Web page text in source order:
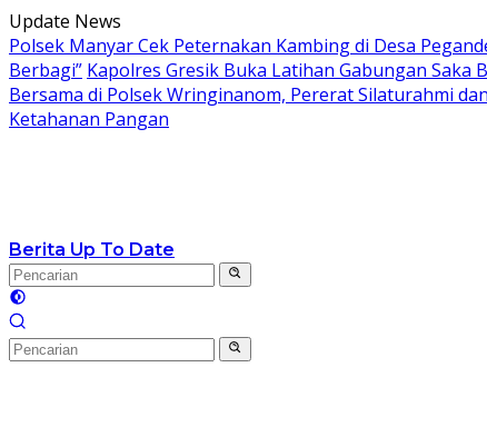
Langsung
ke
konten
Update News
Polsek Manyar Cek Peternakan Kambing di Desa
Berbagi” Kapolres Gresik Buka Latihan Gabungan Saka
Bersama di Polsek Wringinanom, Pererat Silaturahmi
Ketahanan Pangan
Berita Up To Date